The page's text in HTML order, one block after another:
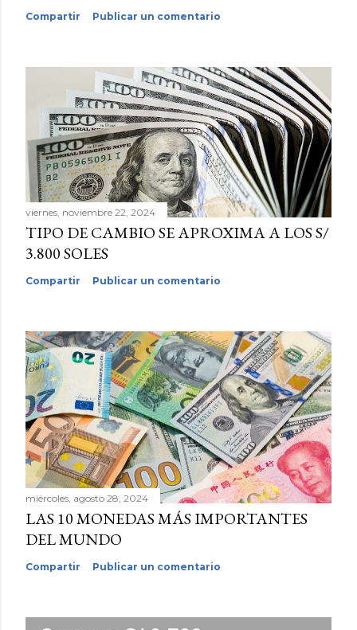
Compartir Publicar un comentario
viernes, noviembre 22, 2024
TIPO DE CAMBIO SE APROXIMA A LOS S/
3.800 SOLES
Compartir Publicar un comentario
miércoles, agosto 28, 2024
LAS 10 MONEDAS MÁS IMPORTANTES
DEL MUNDO
Compartir Publicar un comentario